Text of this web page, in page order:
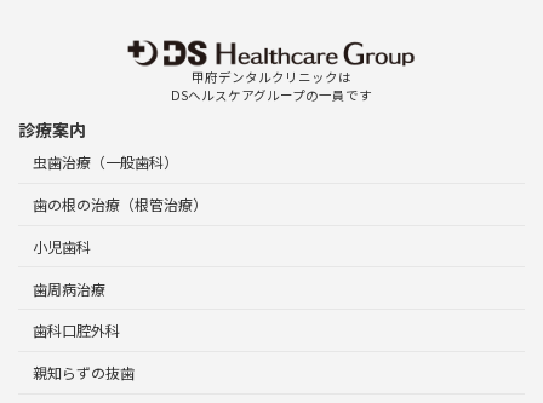
甲府デンタルクリニックは
DSヘルスケアグループの一員です
診療案内
虫歯治療（一般歯科）
歯の根の治療（根管治療）
小児歯科
歯周病治療
歯科口腔外科
親知らずの抜歯